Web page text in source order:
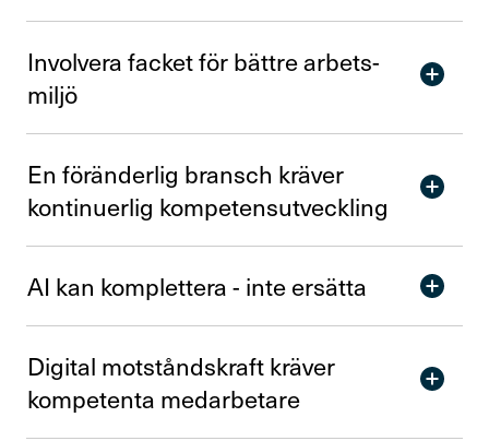
Förtroendevald
In English
Invol­vera facket för bättre arbets­
miljö
En förän­derlig bransch kräver
konti­nu­erlig kompe­tens­ut­veck­ling
AI kan komplet­tera - inte ersätta
Digital motstånds­kraft kräver
kompe­tenta medar­be­tare